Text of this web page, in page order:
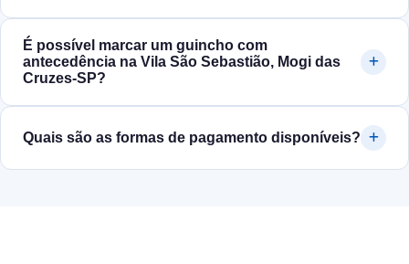
É possível marcar um guincho com
antecedência na Vila São Sebastião, Mogi das
Cruzes‑SP?
Quais são as formas de pagamento disponíveis?